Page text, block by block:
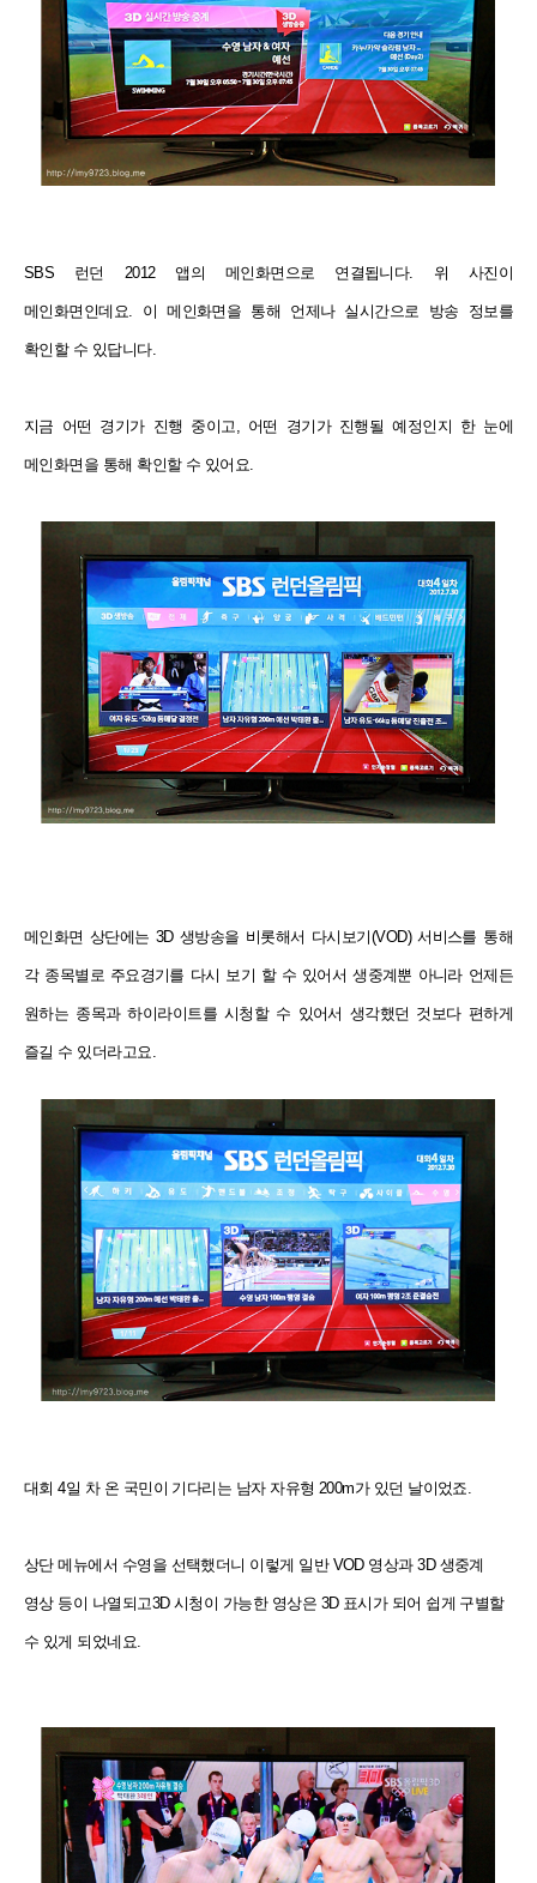
SBS 런던 2012 앱의 메인화면으로 연결됩니다. 위 사진이
메인화면인데요. 이 메인화면을 통해 언제나 실시간으로 방송 정보를
확인할 수 있답니다.
지금 어떤 경기가 진행 중이고, 어떤 경기가 진행될 예정인지 한 눈에
메인화면을 통해 확인할 수 있어요.
메인화면 상단에는 3D 생방송을 비롯해서 다시보기(VOD) 서비스를 통해
각 종목별로 주요경기를 다시 보기 할 수 있어서 생중계뿐 아니라 언제든
원하는 종목과 하이라이트를 시청할 수 있어서 생각했던 것보다 편하게
즐길 수 있더라고요.
대회 4일 차 온 국민이 기다리는 남자 자유형 200m가 있던 날이었죠.
상단 메뉴에서 수영을 선택했더니 이렇게 일반 VOD 영상과 3D 생중계
영상 등이 나열되고3D 시청이 가능한 영상은 3D 표시가 되어 쉽게 구별할
수 있게 되었네요.